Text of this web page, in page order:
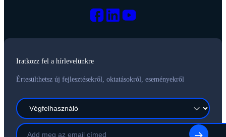
Iratkozz fel a hírlevelünkre
Értesülthetsz új fejlesztésekről, oktatásokról, eseményekről